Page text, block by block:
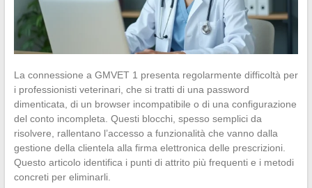
La connessione a GMVET 1 presenta regolarmente difficoltà per
i professionisti veterinari, che si tratti di una password
dimenticata, di un browser incompatibile o di una configurazione
del conto incompleta. Questi blocchi, spesso semplici da
risolvere, rallentano l’accesso a funzionalità che vanno dalla
gestione della clientela alla firma elettronica delle prescrizioni.
Questo articolo identifica i punti di attrito più frequenti e i metodi
concreti per eliminarli.